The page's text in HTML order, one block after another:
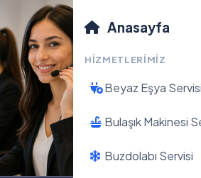
Anasayfa
HIZMETLERIMIZ
Beyaz Eşya
Bulaşık Makinesi
Buzdolabı Servisi